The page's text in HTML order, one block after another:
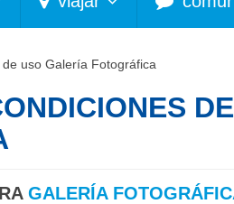
uso Galería Fotográfica
GALERÍA